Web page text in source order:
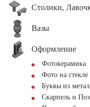
Столики,
Вазы
Оформление
Фотокерамика
Фото на стекле
Буквы из
Скарпель и